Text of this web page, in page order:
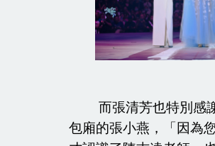
而張清芳也特別感
包廂的張小燕，「因為